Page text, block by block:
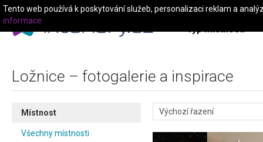
Typ místnosti
Ložnice – fotogalerie a inspirace
Místnost
Všechny místnosti
Tento web používá k poskytování služeb, personalizaci reklam a
informace